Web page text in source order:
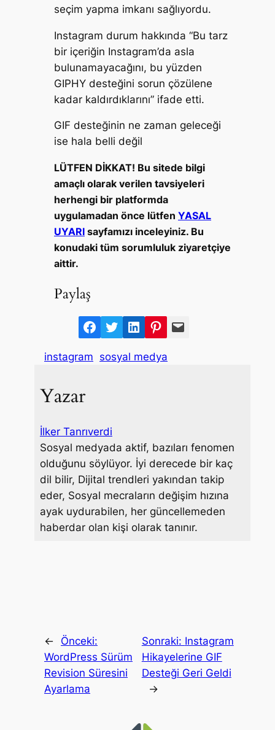
seçim yapma imkanı sağlıyordu.
Instagram durum hakkında “Bu tarz
bir içeriğin Instagram’da asla
bulunamayacağını, bu yüzden
GIPHY desteğini sorun çözülene
kadar kaldırdıklarını” ifade etti.
GIF desteğinin ne zaman geleceği
ise hala belli değil
LÜTFEN DİKKAT! Bu sitede bilgi
amaçlı olarak verilen tavsiyeleri
herhengi bir platformda
uygulamadan önce lütfen YASAL
UYARI sayfamızı inceleyiniz. Bu
konudaki tüm sorumluluk ziyaretçiye
aittir.
Paylaş
F
o
k
T
r
L
n
P
n
s
t
M
instagram sosyal medya
Yazar
İlker Tanrıverdi
Sosyal medyada aktif, bazıları fenomen
olduğunu söylüyor. İyi derecede bir kaç
dil bilir, Dijital trendleri yakından takip
eder, Sosyal mecraların değişim hızına
ayak uydurabilen, her güncellemeden
haberdar olan kişi olarak tanınır.
←
Önceki:
WordPress Sürüm
Revision Süresini
Ayarlama
Sonraki: Instagram
Hikayelerine GIF
Desteği Geri Geldi
→